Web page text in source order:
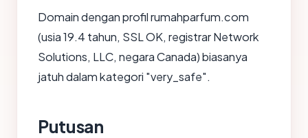
Domain dengan profil rumahparfum.com
(usia 19.4 tahun, SSL OK, registrar Network
Solutions, LLC, negara Canada) biasanya
jatuh dalam kategori "very_safe".
Putusan